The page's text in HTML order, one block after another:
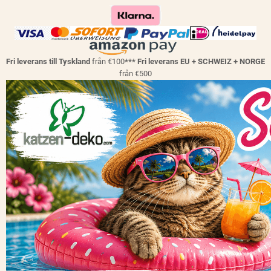
Fri leverans till Tyskland från €100*** Fri leverans EU + SCHWEIZ + NORGE
från €500